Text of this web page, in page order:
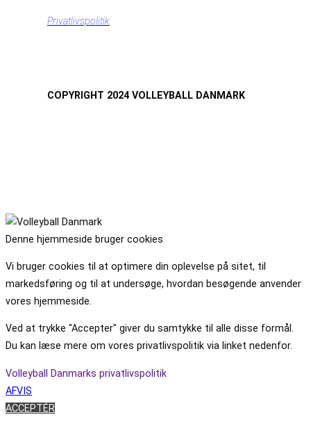
Privatlivspolitik
COPYRIGHT 2024 VOLLEYBALL DANMARK
Denne hjemmeside bruger cookies
Vi bruger cookies til at optimere din oplevelse på sitet, til
markedsføring og til at undersøge, hvordan besøgende anvender
vores hjemmeside.
Ved at trykke "Accepter" giver du samtykke til alle disse formål.
Du kan læse mere om vores privatlivspolitik via linket nedenfor.
Volleyball Danmarks privatlivspolitik
AFVIS
ACCEPTÉR